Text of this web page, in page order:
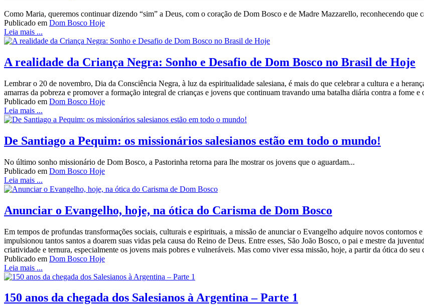
Como Maria, queremos continuar dizendo “sim” a Deus, com o coração de Dom Bosco e de Madre Mazzarello, reconhecendo que
Publicado em Dom Bosco Hoje
Leia mais ...
A realidade da Criança Negra: Sonho e Desafio de Dom Bosco no Brasil de Hoje
Lembrar o 20 de novembro, Dia da Consciência Negra, à luz da espiritualidade salesiana, é mais do que celebrar a cultura e a
amarras da pobreza e promover a formação integral de crianças e jovens que continuam travando uma batalha diária contra a fome e
Publicado em Dom Bosco Hoje
Leia mais ...
De Santiago a Pequim: os missionários salesianos estão em todo o mundo!
No último sonho missionário de Dom Bosco, a Pastorinha retorna para lhe mostrar os jovens que o aguardam...
Publicado em Dom Bosco Hoje
Leia mais ...
Anunciar o Evangelho, hoje, na ótica do Carisma de Dom Bosco
Em tempos de profundas transformações sociais, culturais e espirituais, a missão de anunciar o Evangelho adquire novos contornos
impulsionou tantos santos a doarem suas vidas pela causa do Reino de Deus. Entre esses, São João Bosco, o pai e mestre da
criatividade e ternura, especialmente os jovens mais pobres e vulneráveis. Mas como viver essa missão, hoje, a partir da ótica do seu
Publicado em Dom Bosco Hoje
Leia mais ...
150 anos da chegada dos Salesianos à Argentina – Parte 1